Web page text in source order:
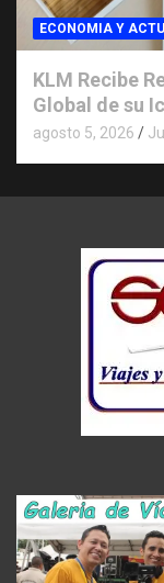
ECONOMIA Y
KLM Recibe
Global de su
agosto 5, 2026